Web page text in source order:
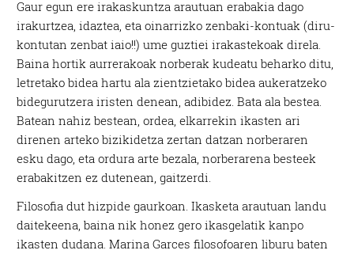
Gaur egun ere irakaskuntza arautuan erabakia dago
irakurtzea, idaztea, eta oinarrizko zenbaki-kontuak (diru-
kontutan zenbat iaio!!) ume guztiei irakastekoak direla.
Baina hortik aurrerakoak norberak kudeatu beharko ditu,
letretako bidea hartu ala zientzietako bidea aukeratzeko
bidegurutzera iristen denean, adibidez. Bata ala bestea.
Batean nahiz bestean, ordea, elkarrekin ikasten ari
direnen arteko bizikidetza zertan datzan norberaren
esku dago, eta ordura arte bezala, norberarena besteek
erabakitzen ez dutenean, gaitzerdi.
Filosofia dut hizpide gaurkoan. Ikasketa arautuan landu
daitekeena, baina nik honez gero ikasgelatik kanpo
ikasten dudana. Marina Garces filosofoaren liburu baten